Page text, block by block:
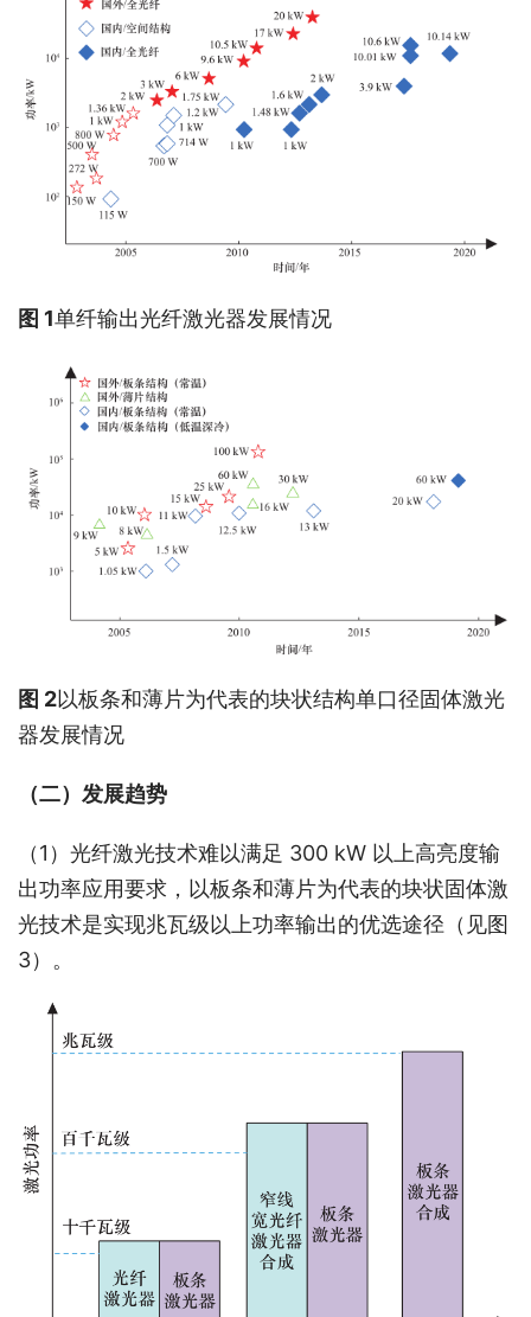
图 1单纤输出光纤激光器发展情况
图 2以板条和薄片为代表的块状结构单口径固体激光
器发展情况
（二）发展趋势
（1）光纤激光技术难以满足 300 kW 以上高亮度输
出功率应用要求，以板条和薄片为代表的块状固体激
光技术是实现兆瓦级以上功率输出的优选途径（见图
3）。